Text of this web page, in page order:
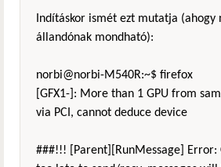
Indításkor ismét ezt mutatja (ahogy
állandónak mondható):
norbi@norbi-M540R:~$ firefox
[GFX1-]: More than 1 GPU from
via PCI, cannot deduce device
###!!! [Parent][RunMessage] Error: